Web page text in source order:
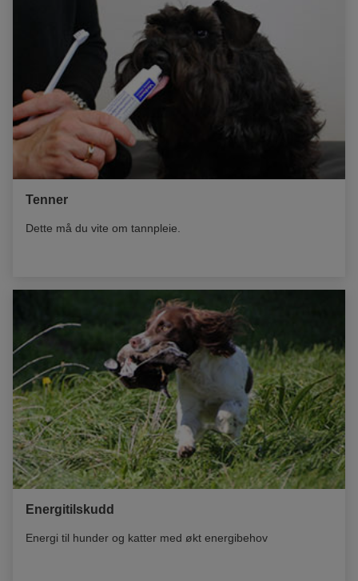
Tenner
Dette må du vite om tannpleie.
Energitilskudd
Energi til hunder og katter med økt energibehov